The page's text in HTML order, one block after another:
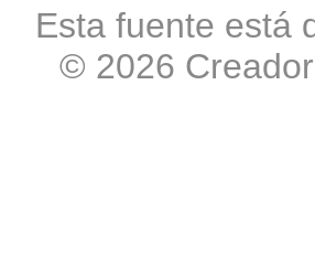
Esta fuente está
© 2026